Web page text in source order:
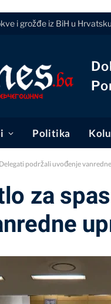
i grožđe iz BiH u
Politika
podržali uvođenje
za